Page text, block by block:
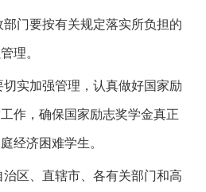
门要按有关规定落实所负担的
理。
实加强管理，认真做好国家励
作，确保国家励志奖学金真正
经济困难学生。
区、直辖市、各有关部门和高